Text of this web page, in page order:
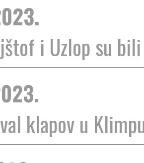
i Uzlop su
klapov u